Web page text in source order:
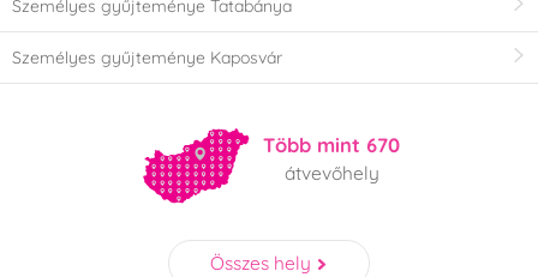
Személyes gyűjteménye Tatabánya
Személyes gyűjteménye Kaposvár
Több mint 670
átvevőhely
Összes hely